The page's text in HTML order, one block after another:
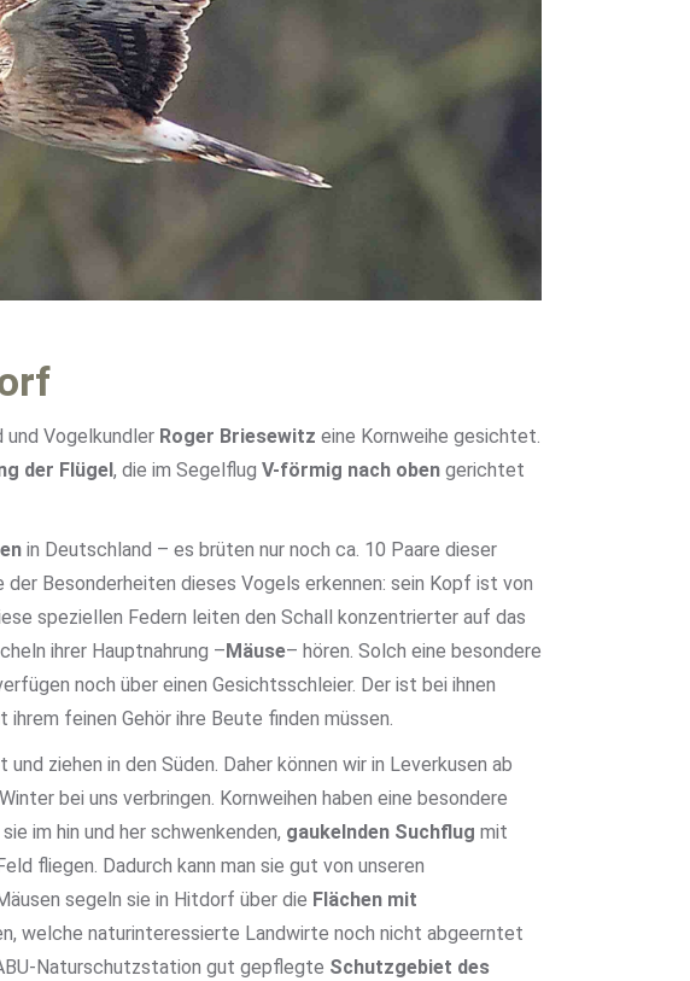
und Vogelkundler Roger Briesewitz eine Kornweihe gesichtet.
der Flügel , die im Segelflug V-förmig nach oben gerichtet
in Deutschland – es brüten nur noch ca. 10 Paare dieser
der Besonderheiten dieses Vogels erkennen: sein Kopf ist von
speziellen Federn leiten den Schall konzentrierter auf das
ihrer Hauptnahrung – Mäuse– hören. Solch eine besondere
noch über einen Gesichtsschleier. Der ist bei ihnen
feinen Gehör ihre Beute finden müssen.
ziehen in den Süden. Daher können wir in Leverkusen ab
bei uns verbringen. Kornweihen haben eine besondere
im hin und her schwenkenden, gaukelnden Suchflug mit
fliegen. Dadurch kann man sie gut von unseren
segeln sie in Hitdorf über die Flächen mit
welche naturinteressierte Landwirte noch nicht abgeerntet
Naturschutzstation gut gepflegte Schutzgebiet des